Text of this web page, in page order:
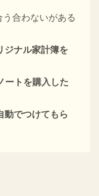
合わないがある
ジナル家計簿を
ートを購入した
動でつけてもら